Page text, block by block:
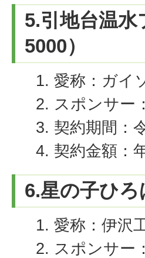
5.引地台温水
5000）
愛称：ガイ
スポンサー
契約期間：
契約金額：
6.星の子ひ
愛称：伊沢
スポンサー